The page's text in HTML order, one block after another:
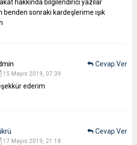
hakkında bilgilendirici yazılar
benden sonraki kardeşlerime ışık
15 Mayıs 2019, 07:39
ederim
Cevap Ver
17 Mayıs 2019, 21:18
Cevap Ver